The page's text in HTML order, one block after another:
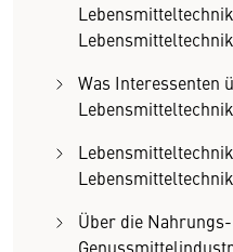
Was Interessenten
Über die